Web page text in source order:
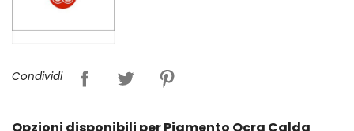
Condividi